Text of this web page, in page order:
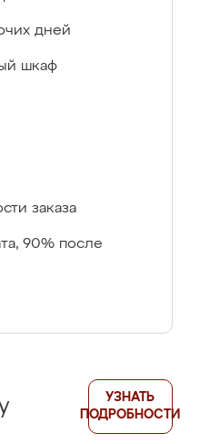
дней
шкаф
заказа
90% после
УЗНАТЬ
ПОДРОБНОСТИ